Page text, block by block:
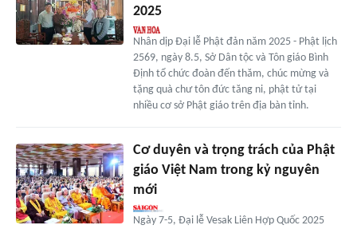
2025
Nhân dịp Đại lễ Phật đản năm 2025 - Phật lịch
2569, ngày 8.5, Sở Dân tộc và Tôn giáo Bình
Định tổ chức đoàn đến thăm, chúc mừng và
tặng quà chư tôn đức tăng ni, phật tử tại
nhiều cơ sở Phật giáo trên địa bàn tỉnh.
Cơ duyên và trọng trách của Phật
giáo Việt Nam trong kỷ nguyên
mới
Ngày 7-5, Đại lễ Vesak Liên Hợp Quốc 2025